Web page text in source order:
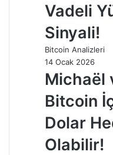
Vadeli
Sinyali!
Bitcoin Analizleri
14 Ocak 2026
Michaël
Bitcoin
Dolar
Olabilir!